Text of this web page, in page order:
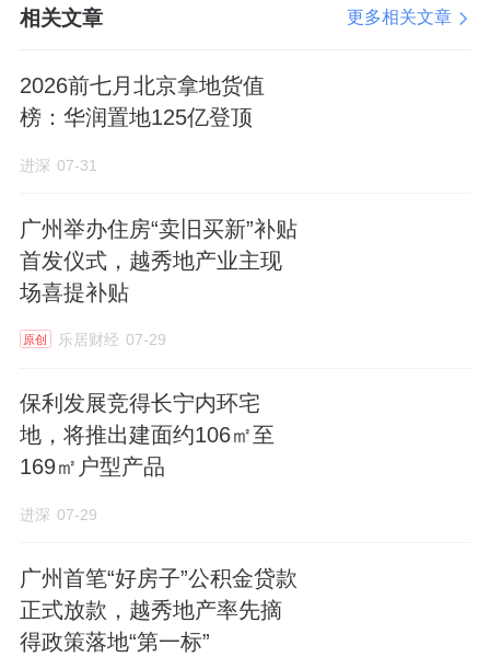
相关文章 更多相关文章
2026前七月北京拿地货值
榜：华润置地125亿登顶
进深 07-31
广州举办住房“卖旧买新”补贴
首发仪式，越秀地产业主现
场喜提补贴
原创 乐居财经 07-29
保利发展竞得长宁内环宅
地，将推出建面约106㎡至
169㎡户型产品
进深 07-29
广州首笔“好房子”公积金贷款
正式放款，越秀地产率先摘
得政策落地“第一标”